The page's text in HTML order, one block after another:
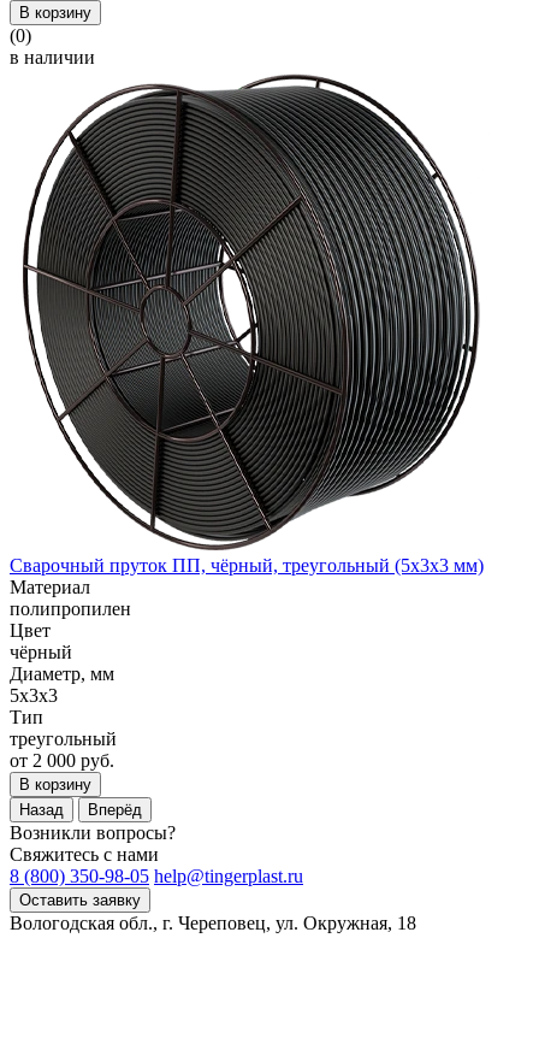
В корзину
(0)
в наличии
Сварочный пруток ПП, чёрный, треугольный (5x3x3 мм)
Материал
полипропилен
Цвет
чёрный
Диаметр, мм
5x3x3
Тип
треугольный
от 2 000 руб.
В корзину
Назад
Вперёд
Возникли вопросы?
Свяжитесь с нами
8 (800) 350-98-05 help@tingerplast.ru
Оставить заявку
Вологодская обл., г. Череповец, ул. Окружная, 18